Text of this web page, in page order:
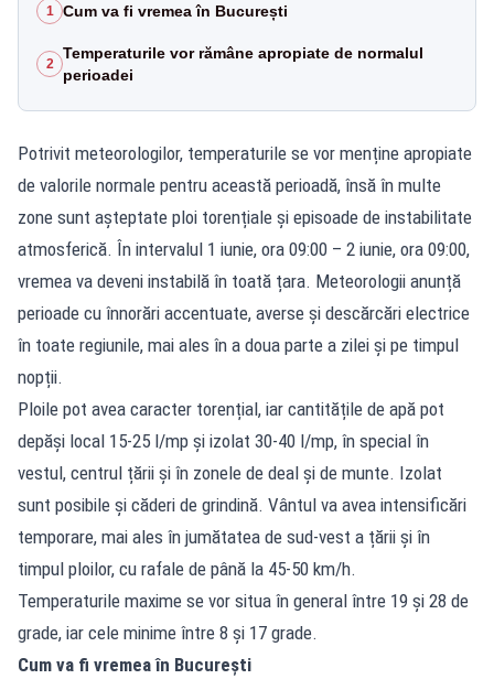
1 Cum va fi vremea în București
2
Temperaturile vor rămâne apropiate de normalul
perioadei
Potrivit meteorologilor, temperaturile se vor menține apropiate
de valorile normale pentru această perioadă, însă în multe
zone sunt așteptate ploi torențiale și episoade de instabilitate
atmosferică. În intervalul 1 iunie, ora 09:00 – 2 iunie, ora 09:00,
vremea va deveni instabilă în toată țara. Meteorologii anunță
perioade cu înnorări accentuate, averse și descărcări electrice
în toate regiunile, mai ales în a doua parte a zilei și pe timpul
nopții.
Ploile pot avea caracter torențial, iar cantitățile de apă pot
depăși local 15-25 l/mp și izolat 30-40 l/mp, în special în
vestul, centrul țării și în zonele de deal și de munte. Izolat
sunt posibile și căderi de grindină. Vântul va avea intensificări
temporare, mai ales în jumătatea de sud-vest a țării și în
timpul ploilor, cu rafale de până la 45-50 km/h.
Temperaturile maxime se vor situa în general între 19 și 28 de
grade, iar cele minime între 8 și 17 grade.
Cum va fi vremea în București